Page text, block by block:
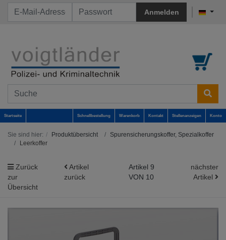
Anmelden
Startseite Schnellbestellung Warenkorb Kontakt Stellenanzeigen Konto
Sie sind hier: Produktübersicht
Spurensicherungskoffer, Spezialkoffer
Leerkoffer
Zurück
zur
Übersicht
Artikel
zurück
Artikel 9
VON 10
nächster
Artikel